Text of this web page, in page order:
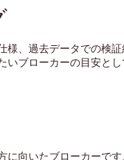
様、過去データでの検
いブローカーの目安と
向いたブローカーです